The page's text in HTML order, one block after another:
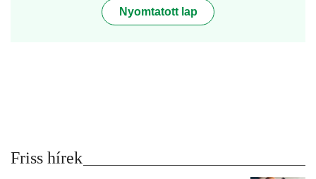
Nyomtatott lap
Friss hírek